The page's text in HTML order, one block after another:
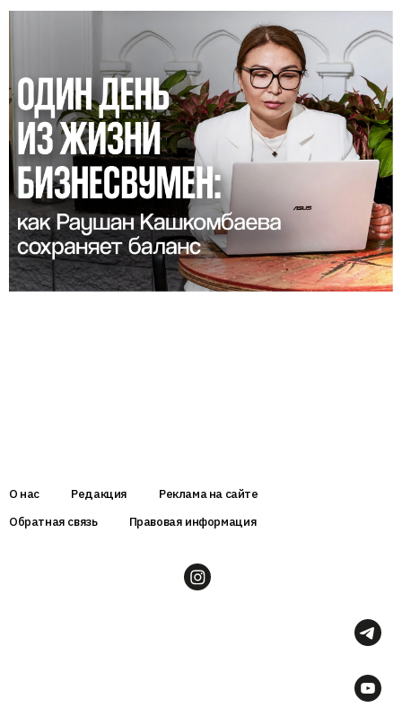
О нас Редакция
Реклама на сайте
Обратная связь
Правовая информация